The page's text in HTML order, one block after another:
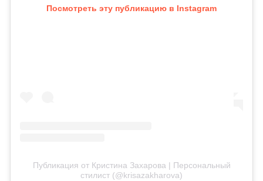
Посмотреть эту публикацию в Instagram
Публикация от Кристина Захарова | Персональный
стилист (@krisazakharova)